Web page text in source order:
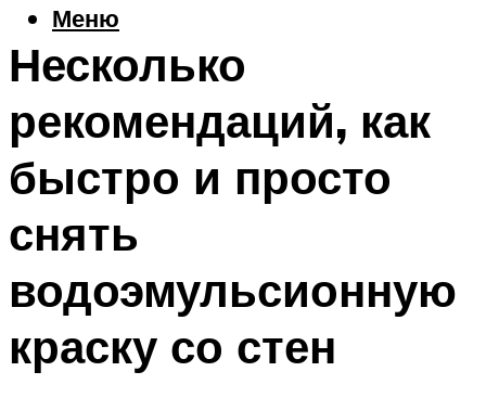
Меню
Несколько
рекомендаций, как
быстро и просто
снять
водоэмульсионную
краску со стен